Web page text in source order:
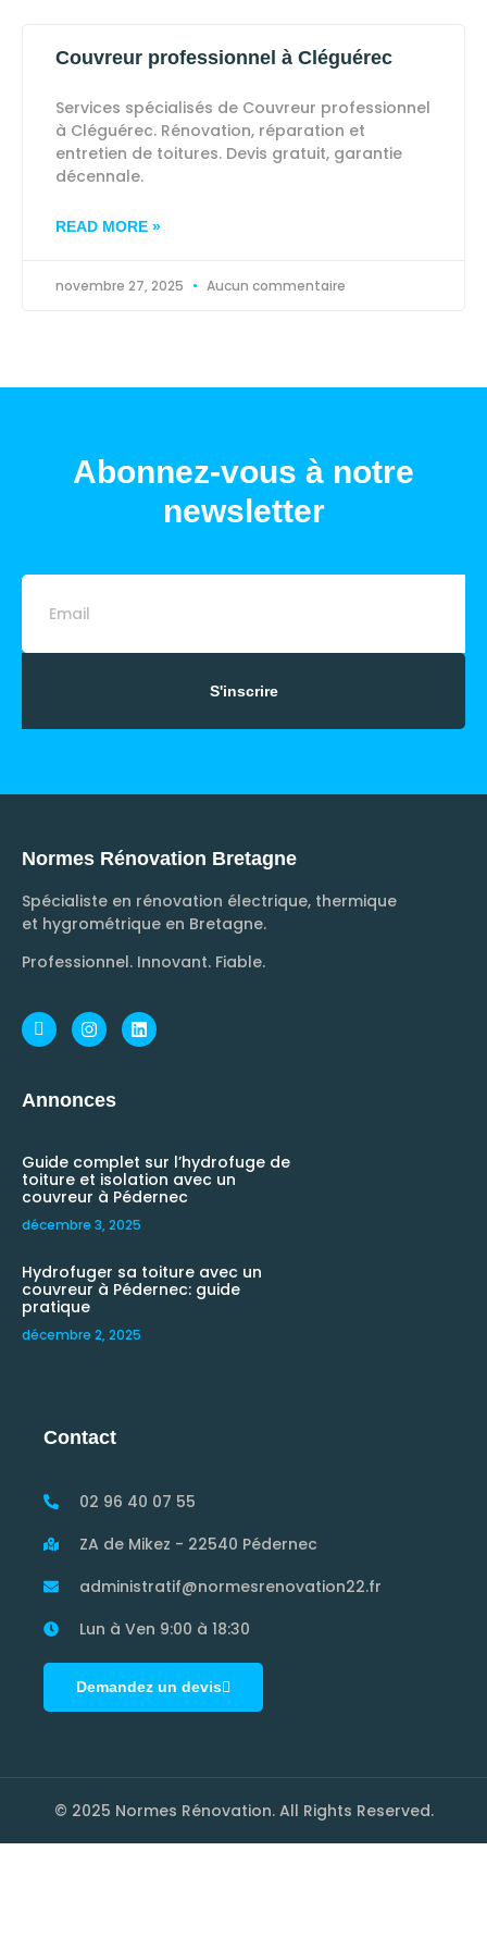
Couvreur professionnel à Cléguérec
Services spécialisés de Couvreur professionnel
à Cléguérec. Rénovation, réparation et
entretien de toitures. Devis gratuit, garantie
décennale.
READ MORE »
novembre 27, 2025 Aucun commentaire
Abonnez-vous à notre
newsletter
S'inscrire
Normes Rénovation Bretagne
Spécialiste en rénovation électrique, thermique
et hygrométrique en Bretagne.
Professionnel. Innovant. Fiable.
Annonces
Guide complet sur l’hydrofuge de
toiture et isolation avec un
couvreur à Pédernec
décembre 3, 2025
Hydrofuger sa toiture avec un
couvreur à Pédernec: guide
pratique
décembre 2, 2025
Contact
02 96 40 07 55
ZA de Mikez - 22540 Pédernec
administratif@normesrenovation22.fr
Lun à Ven 9:00 à 18:30
Demandez un devis
© 2025 Normes Rénovation. All Rights Reserved.